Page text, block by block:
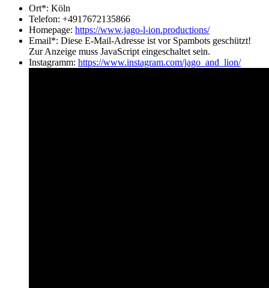
Ort*: Köln
Telefon: +4917672135866
Homepage: https://www.jago-l-ion.productions/
Email*: Diese E-Mail-Adresse ist vor Spambots geschützt!
Zur Anzeige muss JavaScript eingeschaltet sein.
Instagramm: https://www.instagram.com/jago_and_lion/